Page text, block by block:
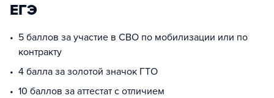
ЕГЭ
5 баллов за участие в СВО по мобилизации или по
контракту
4 балла за золотой значок ГТО
10 баллов за аттестат с отличием